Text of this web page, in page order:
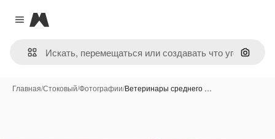
Close menu
Magnific
Поиск
Главная/Стоковый/Фотографии/Ветеринары среднего …